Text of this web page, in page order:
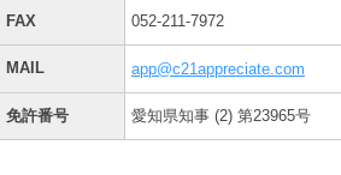
FAX 052-211-7972
MAIL app@c21appreciate.com
免許番号 愛知県知事 (2) 第23965号